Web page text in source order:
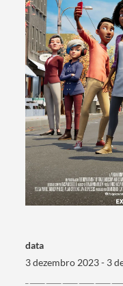
Termo de
Categorias
data
3 dezembro 2023 - 3